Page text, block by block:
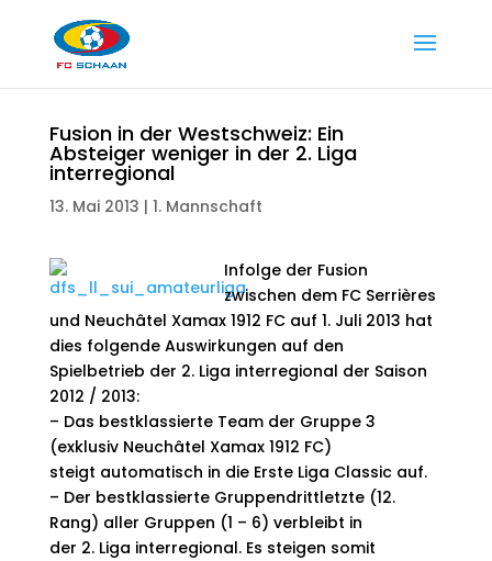
Fusion in der Westschweiz: Ein
Absteiger weniger in der 2. Liga
interregional
13. Mai 2013 | 1. Mannschaft
Infolge der Fusion
zwischen dem FC Serrières
und Neuchâtel Xamax 1912 FC auf 1. Juli 2013 hat
dies folgende Auswirkungen auf den
Spielbetrieb der 2. Liga interregional der Saison
2012 / 2013:
– Das bestklassierte Team der Gruppe 3
(exklusiv Neuchâtel Xamax 1912 FC)
steigt automatisch in die Erste Liga Classic auf.
– Der bestklassierte Gruppendrittletzte (12.
Rang) aller Gruppen (1 – 6) verbleibt in
der 2. Liga interregional. Es steigen somit